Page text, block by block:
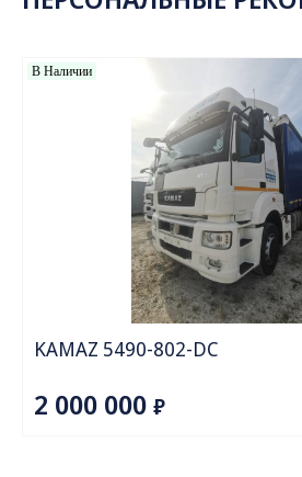
Тип кабины
Экологический класс
Колёсная формула
Грузоподъемность, т